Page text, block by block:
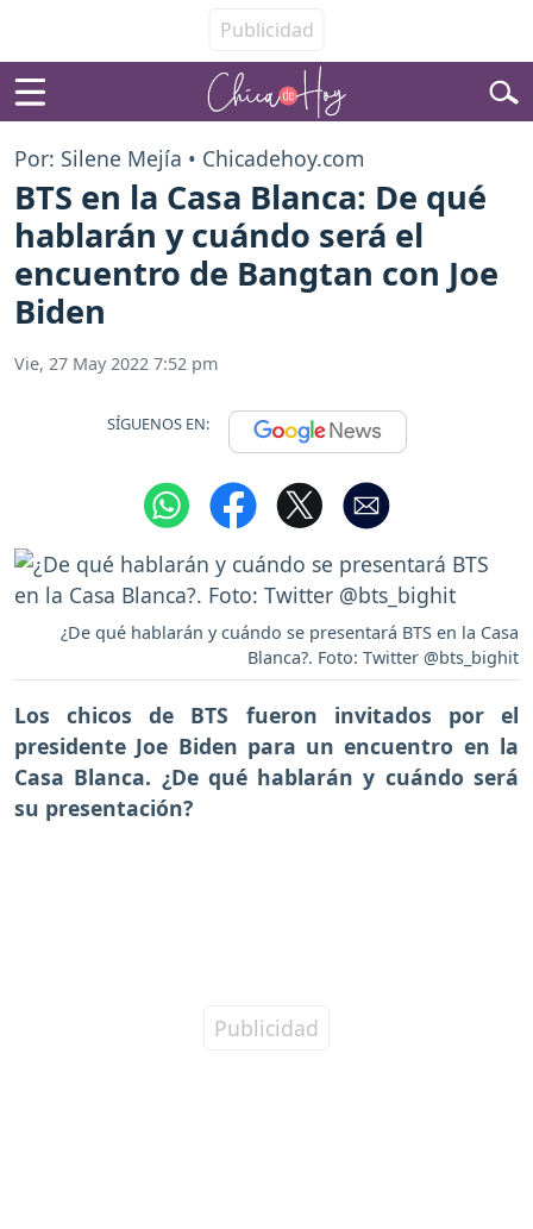
Por: Silene Mejía • Chicadehoy.com
BTS en la Casa Blanca: De qué
hablarán y cuándo será el
encuentro de Bangtan con Joe
Biden
Vie, 27 May 2022 7:52 pm
SÍGUENOS EN:
¿De qué hablarán y cuándo se presentará BTS en la Casa
Blanca?. Foto: Twitter @bts_bighit
Los chicos de BTS fueron invitados por el
presidente Joe Biden para un encuentro en la
Casa Blanca. ¿De qué hablarán y cuándo será
su presentación?